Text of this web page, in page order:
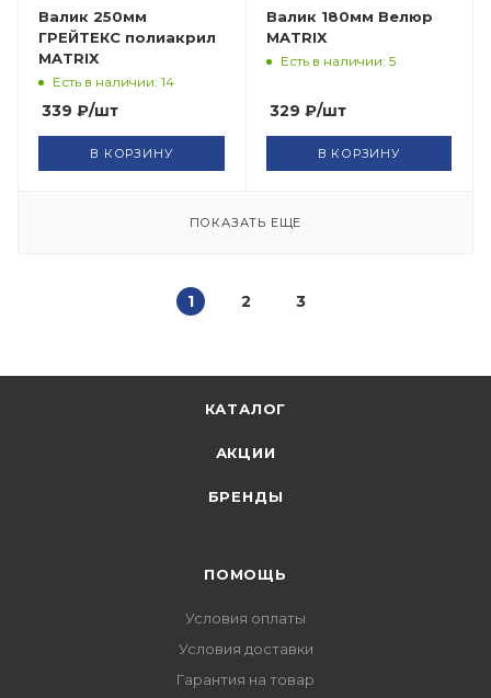
Валик 250мм
ГРЕЙТЕКС полиакрил
MATRIX
Есть в наличии: 14
339 ₽/шт
В КОРЗИНУ
Валик 180мм Велюр
MATRIX
Есть в наличии: 5
329 ₽/шт
В КОРЗИНУ
ПОКАЗАТЬ ЕЩЕ
1 2 3
КАТАЛОГ
АКЦИИ
БРЕНДЫ
ПОМОЩЬ
Условия оплаты
Условия доставки
Гарантия на товар